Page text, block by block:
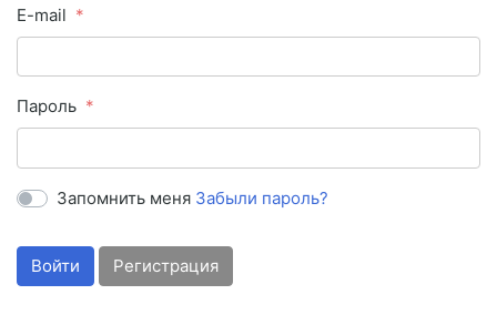
E-mail
Пароль
Запомнить меня Забыли пароль?
Войти Регистрация